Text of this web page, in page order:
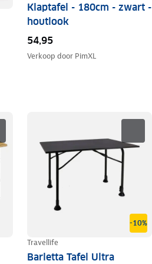
Klaptafel - 180cm - zwart -
houtlook
54,95
Verkoop door PimXL
-10%
Travellife
Barletta Tafel Ultra